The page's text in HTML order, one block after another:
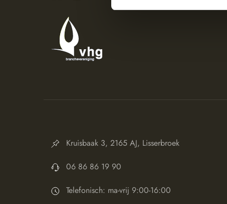
Kruisbaak 3, 2165 AJ, Lisserbroek
06 86 86 19 90
Telefonisch: ma-vrij 9:00-16:00